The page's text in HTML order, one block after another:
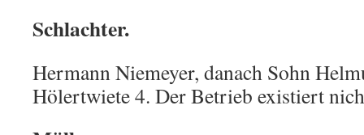
Schlachter.
Hermann Niemeyer, danach Sohn
Hölertwiete 4. Der Betrieb existiert